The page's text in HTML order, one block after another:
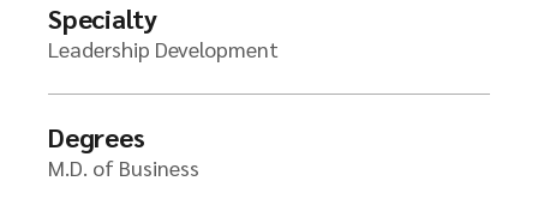
Specialty
Leadership Development
Degrees
M.D. of Business